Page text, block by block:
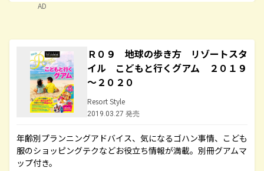
AD
Ｒ０９ 地球の歩き方 リゾートスタ
イル こどもと行くグアム ２０１９
～２０２０
Resort Style
2019.03.27 発売
年齢別プランニングアドバイス、気になるゴハン事情、こども
服のショッピングテクなどお役立ち情報が満載。別冊グアムマ
ップ付き。